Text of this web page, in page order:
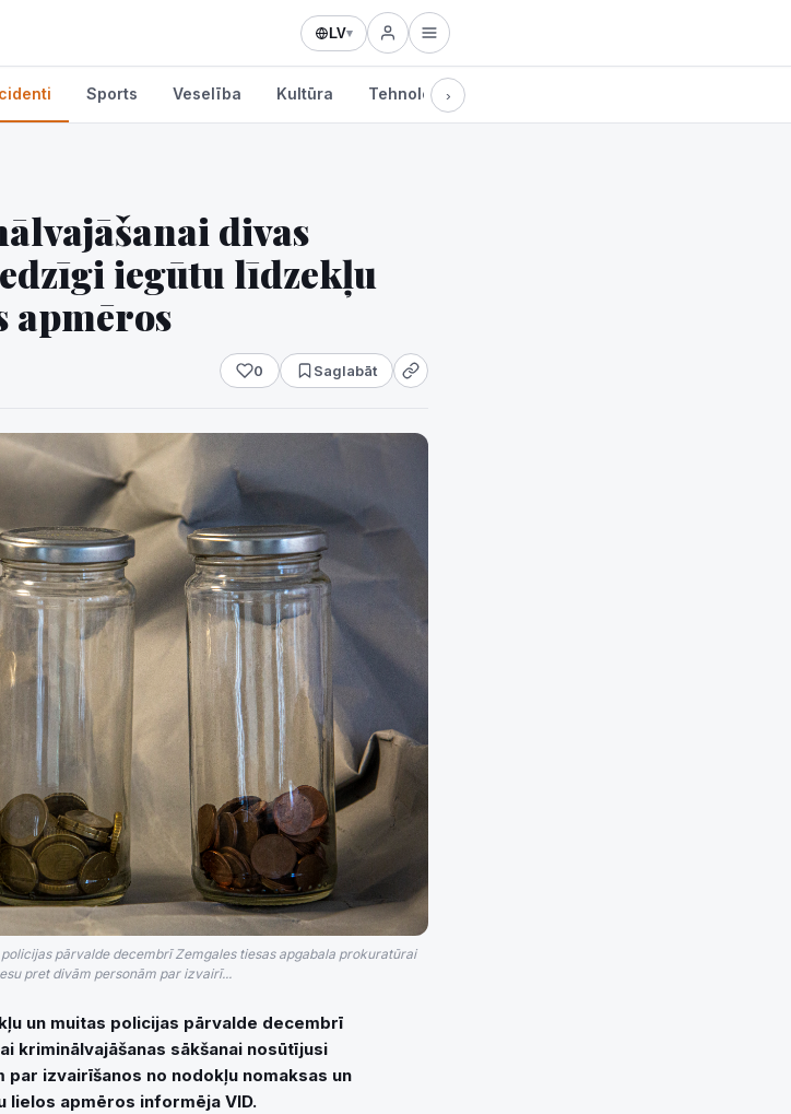
LV▾
Sports Veselība Kultūra Tehnoloģijas
›
divas
iegūtu līdzekļu
apmēros
0 Saglabāt
pārvalde decembrī Zemgales tiesas apgabala prokuratūrai
pret divām personām par izvairī...
un muitas policijas pārvalde decembrī
kriminālvajāšanas sākšanai nosūtījusi
izvairīšanos no nodokļu nomaksas un
lielos apmēros informēja VID.